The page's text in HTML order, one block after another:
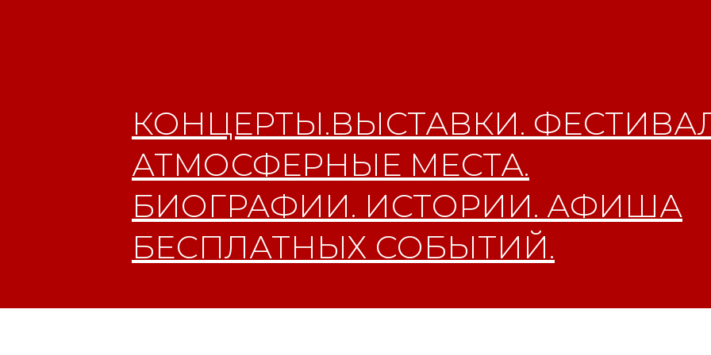
КОНЦЕРТЫ.ВЫСТАВКИ.
АТМОСФЕРНЫЕ МЕСТА.
БИОГРАФИИ. ИСТОРИИ. АФИША
БЕСПЛАТНЫХ СОБЫТИЙ.